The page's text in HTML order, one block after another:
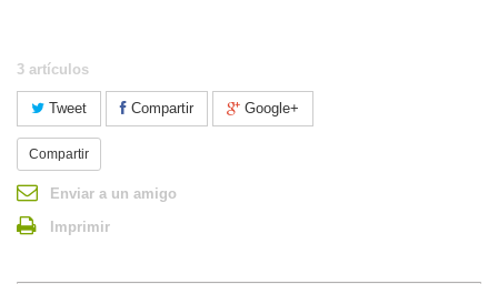
3 artículos
Tweet Compartir Google+
Compartir
Enviar a un amigo
Imprimir